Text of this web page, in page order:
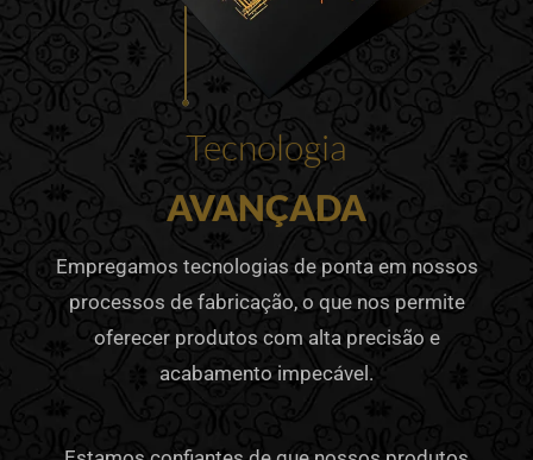
Tecnologia
AVANÇADA
Empregamos tecnologias de ponta em nossos
processos de fabricação, o que nos permite
oferecer produtos com alta precisão e
acabamento impecável.